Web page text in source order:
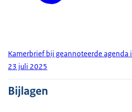
Kamerbrief bij geannoteerde agenda
23 juli 2025
Bijlagen